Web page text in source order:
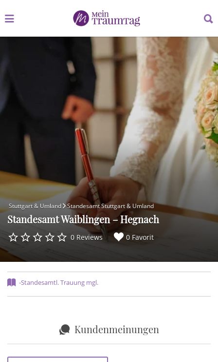
nach:
nach:
Stuttgart & Umland Standesamt Stuttgart & Umland
Standesamt Waiblingen – Hegnach
0 Reviews 0 Favorit
-Standesamtl. Trauung mgl.
Kundenmeinungen